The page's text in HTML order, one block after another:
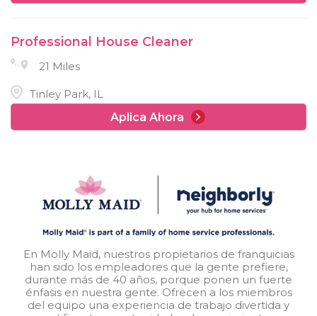
Professional House Cleaner
21 Miles
Tinley Park, IL
Aplica Ahora
En Molly Maid, nuestros propietarios de franquicias
han sido los empleadores que la gente prefiere,
durante más de 40 años, porque ponen un fuerte
énfasis en nuestra gente. Ofrecen a los miembros
del equipo una experiencia de trabajo divertida y